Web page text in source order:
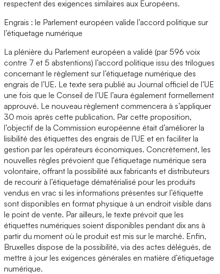
respectent des exigences similaires aux Européens.
Engrais : le Parlement européen valide l’accord politique sur
l’étiquetage numérique
La plénière du Parlement européen a validé (par 596 voix
contre 7 et 5 abstentions) l’accord politique issu des trilogues
concernant le règlement sur l’étiquetage numérique des
engrais de l’UE. Le texte sera publié au Journal officiel de l’UE
une fois que le Conseil de l’UE l’aura également formellement
approuvé. Le nouveau règlement commencera à s’appliquer
30 mois après cette publication. Par cette proposition,
l’objectif de la Commission européenne était d’améliorer la
lisibilité des étiquettes des engrais de l’UE et en faciliter la
gestion par les opérateurs économiques. Concrètement, les
nouvelles règles prévoient que l'étiquetage numérique sera
volontaire, offrant la possibilité aux fabricants et distributeurs
de recourir à l’étiquetage dématérialisé pour les produits
vendus en vrac si les informations présentes sur l’étiquette
sont disponibles en format physique à un endroit visible dans
le point de vente. Par ailleurs, le texte prévoit que les
étiquettes numériques soient disponibles pendant dix ans à
partir du moment où le produit est mis sur le marché. Enfin,
Bruxelles dispose de la possibilité, via des actes délégués, de
mettre à jour les exigences générales en matière d’étiquetage
numérique.